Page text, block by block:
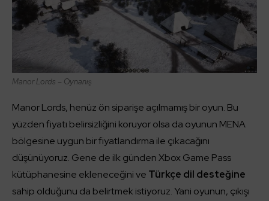
Manor Lords – Oynanış
Manor Lords, henüz ön siparişe açılmamış bir oyun. Bu
yüzden fiyatı belirsizliğini koruyor olsa da oyunun MENA
bölgesine uygun bir fiyatlandırma ile çıkacağını
düşünüyoruz. Gene de ilk günden Xbox Game Pass
kütüphanesine ekleneceğini ve Türkçe dil desteğine
sahip olduğunu da belirtmek istiyoruz. Yani oyunun, çıkışı